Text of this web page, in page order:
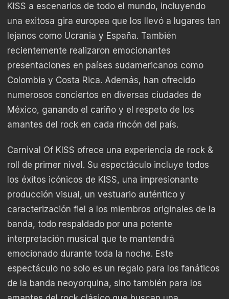
KISS a escenarios de todo el mundo, incluyendo
una exitosa gira europea que los llevó a lugares tan
lejanos como Ucrania y España. También
recientemente realizaron emocionantes
presentaciones en países sudamericanos como
Colombia y Costa Rica. Además, han ofrecido
numerosos conciertos en diversas ciudades de
México, ganando el cariño y el respeto de los
amantes del rock en cada rincón del país.
Carnival Of KISS ofrece una experiencia de rock &
roll de primer nivel. Su espectáculo incluye todos
los éxitos icónicos de KISS, una impresionante
producción visual, un vestuario auténtico y
caracterización fiel a los miembros originales de la
banda, todo respaldado por una potente
interpretación musical que te mantendrá
emocionado durante toda la noche. Este
espectáculo no solo es un regalo para los fanáticos
de la banda neoyorquina, sino también para los